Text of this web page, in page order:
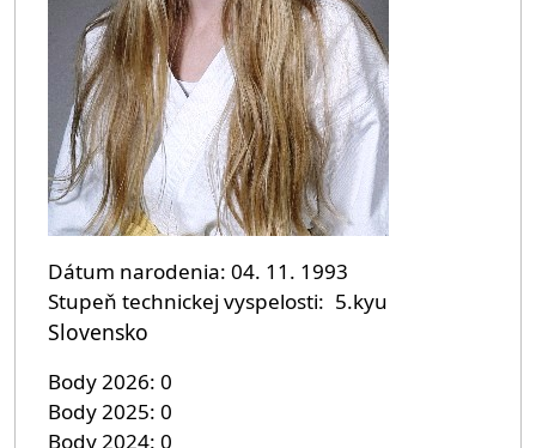
Dátum narodenia 04. 11. 1993
Stupeň technickej vyspelosti
5.kyu
Slovensko
Body 2026 0
Body 2025 0
Body 2024 0